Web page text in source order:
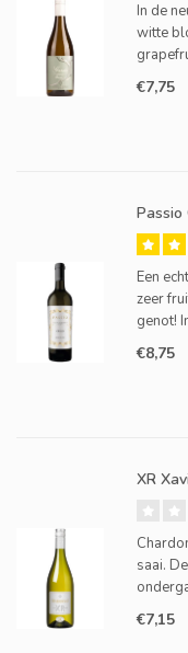
In de
witte
€7,75
Passio
Een
zeer
genot!
iets
€8,75
XR
saai.
vol van
€7,15